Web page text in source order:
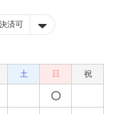
済可
土 日 祝